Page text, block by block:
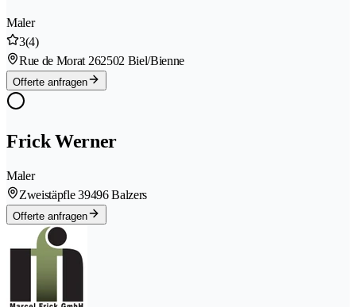
Maler
3(4)
Rue de Morat 262502 Biel/Bienne
Offerte anfragen
Frick Werner
Maler
Zweistäpfle 39496 Balzers
Offerte anfragen